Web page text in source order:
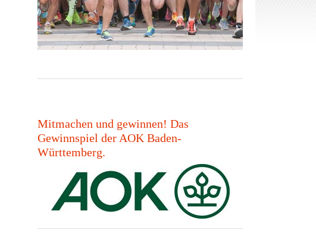
Mitmachen und gewinnen! Das
Gewinnspiel der AOK Baden-
Württemberg.